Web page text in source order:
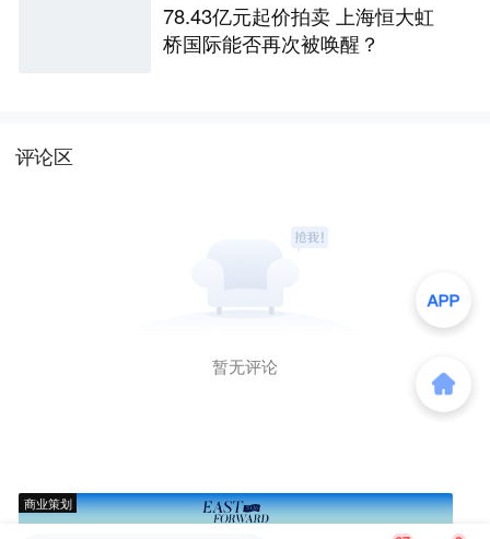
78.43亿元起价拍卖 上海恒大虹
桥国际能否再次被唤醒？
评论区
暂无评论
商业策划